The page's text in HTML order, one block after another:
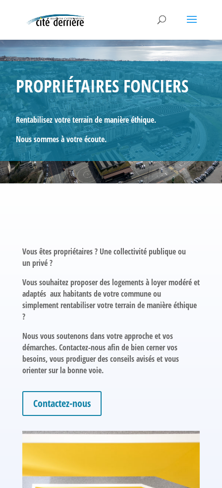
PROPRIÉTAIRES FONCIERS
Rentabilisez votre terrain de manière éthique.
Nous sommes à votre écoute.
Vous êtes propriétaires ? Unecollectivité publiqueou
un privé ?
Vous souhaitez proposer des logements à loyer modéré et
adaptés aux habitants de votre commune ou
simplement rentabiliser votre terrainde manière éthique
?
Nous voussoutenonsdans votre approche et vos
démarches.Contactez-nousafin de bien cernervos
besoins, vous prodiguerdes conseils aviséset vous
orienter sur la bonne voie.
Contactez-nous